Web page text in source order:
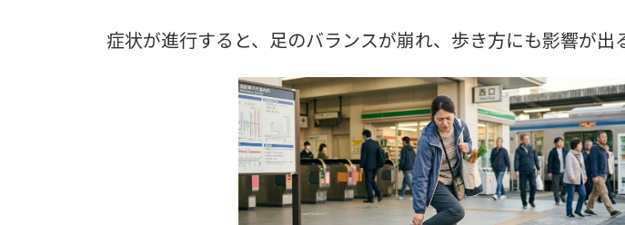
症状が進行すると、足のバランスが崩れ、歩き方にも影響が出